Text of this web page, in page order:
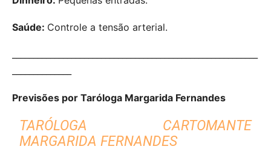
Saúde: Controle a tensão arterial.
Previsões por Taróloga Margarida Fernandes
TARÓLOGA CARTOMANTE
MARGARIDA FERNANDES